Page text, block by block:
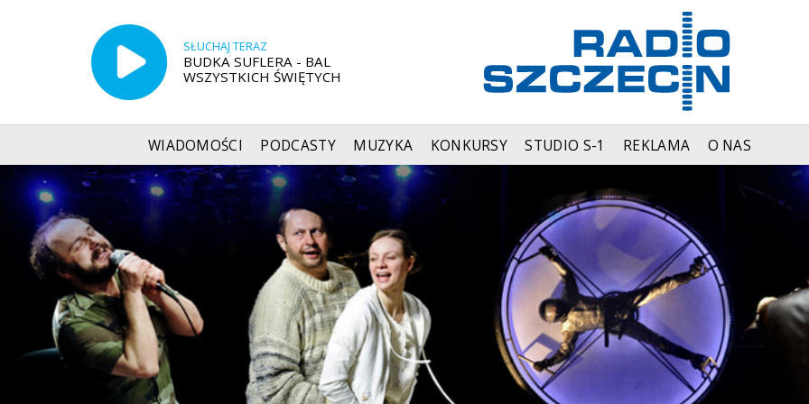
SŁUCHAJ TERAZ
BUDKA SUFLERA - BAL
WSZYSTKICH ŚWIĘTYCH
WIADOMOŚCI PODCASTY MUZYKA KONKURSY STUDIO S-1 REKLAMA O NAS